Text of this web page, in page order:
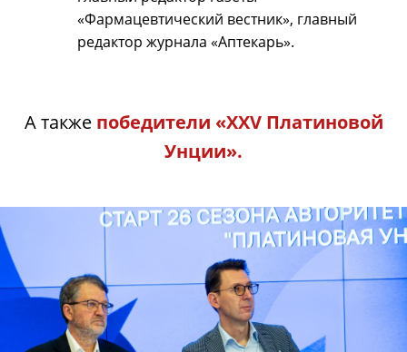
«Фармацевтический вестник», главный
редактор журнала «Аптекарь».
А также победители «XXV Платиновой
Унции».